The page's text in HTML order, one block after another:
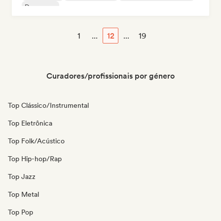
Dance pop
1 ... 12 ... 19
Curadores/profissionais por género
Top Clássico/Instrumental
Top Eletrônica
Top Folk/Acústico
Top Hip-hop/Rap
Top Jazz
Top Metal
Top Pop